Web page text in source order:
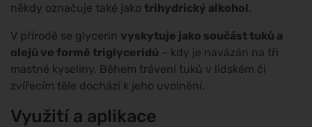
někdy označuje také jako trihydrický alkohol.
V přírodě se glycerin vyskytuje jako součást tuků a
olejů ve formě triglyceridů – kdy je navázán na tři
mastné kyseliny. Během trávení tuků v lidském či
zvířecím těle dochází k jeho uvolnění.
Využití a aplikace